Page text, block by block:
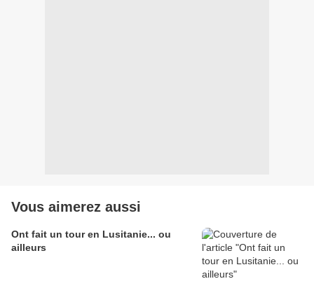
Vous aimerez aussi
Ont fait un tour en Lusitanie... ou
ailleurs